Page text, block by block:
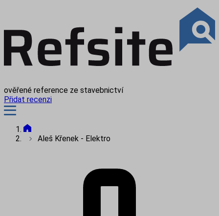
ověřené reference ze stavebnictví
Přidat recenzi
Aleš Křenek - Elektro